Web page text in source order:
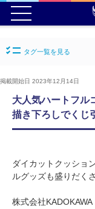
タグ一覧を見る
掲載開始日 2023年12月14日
大人気ハートフル
描き下ろしでくじ
ダイカットクッショ
ルグッズも盛りだく
株式会社